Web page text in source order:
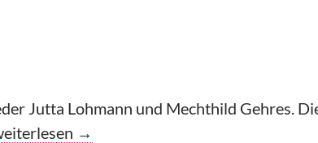
Jutta Lohmann und Mechthild Gehres.
Laden ein
→